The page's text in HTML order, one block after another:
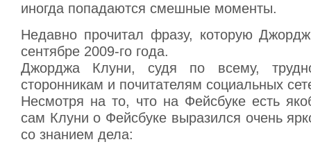
иногда попадаются смешные моменты.
Недавно прочитал фразу, которую
сентябре 2009-го года.
Джорджа Клуни, судя по всему,
сторонникам и почитателям социальных
Несмотря на то, что на Фейсбуке есть
сам Клуни о Фейсбуке выразился очень
со знанием дела: